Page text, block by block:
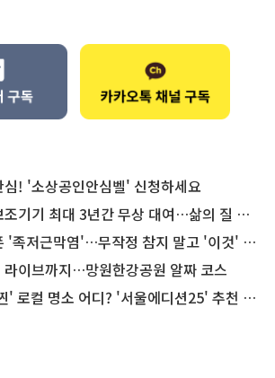
심! '소상공인안심벨' 신청하세요
기기 최대 3년간 무상 대여…삶의 질 높인다
저근막염'…무작정 참지 말고 '이것' 해보세요!
라이브까지…망원한강공원 알짜 코스
로컬 명소 어디? '서울에디션25' 추천 코스